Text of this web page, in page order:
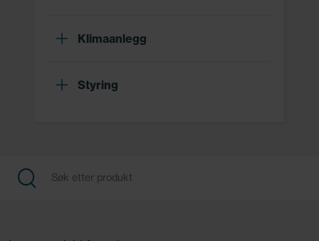
Klimaanlegg
Styring